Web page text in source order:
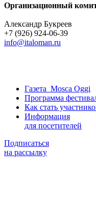
Организационный
Александр Букреев
+7 (926) 924-06-39
info@italoman.ru
Газета Mosca Oggi
Программа
Как стать
Информация
для посетителей
Подписаться
на рассылку